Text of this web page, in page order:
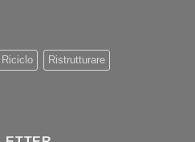
Riciclo Ristrutturare